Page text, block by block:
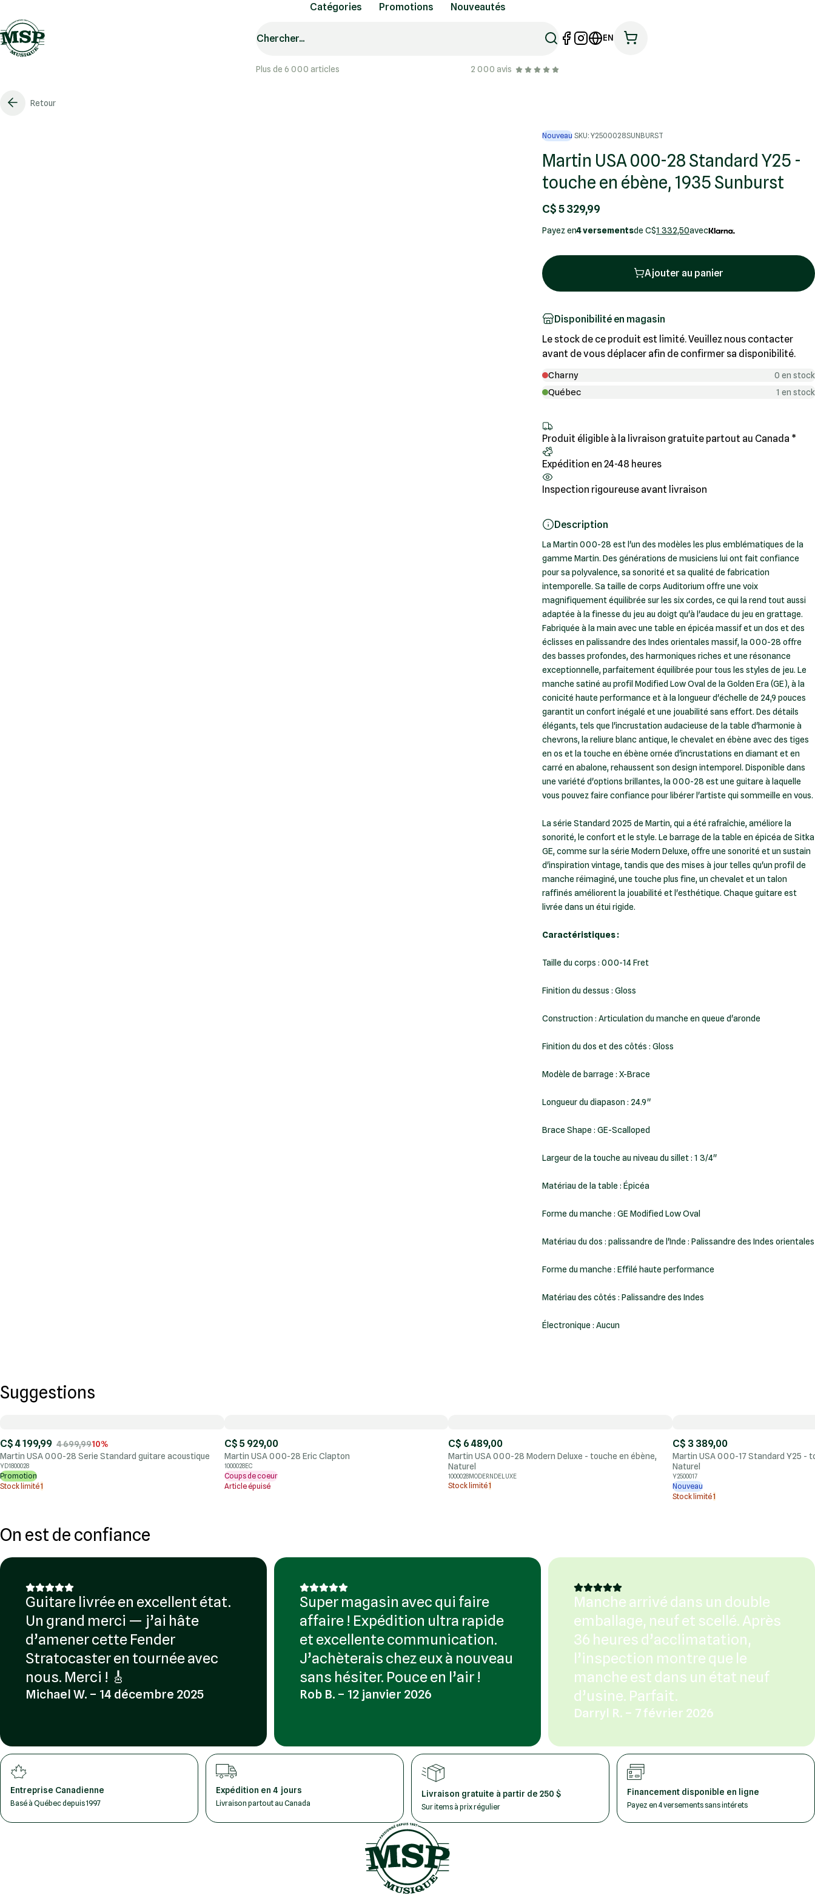
Catégories Promotions Nouveautés
Chercher...
Plus de 6 000 articles 2 000 avis
EN
Retour
Nouveau SKU: Y2500028SUNBURST
Martin USA 000-28 Standard Y25 -
touche en ébène, 1935 Sunburst
C$ 5 329,99
Payez en4 versementsde C$1 332,50avec
Ajouter au panier
Disponibilité en magasin
Le stock de ce produit est limité. Veuillez nous contacter
avant de vous déplacer afin de confirmer sa disponibilité.
Charny 0 en stock
Québec 1 en stock
Produit éligible à la livraison gratuite partout au Canada *
Expédition en 24-48 heures
Inspection rigoureuse avant livraison
Description
La Martin 000-28 est l'un des modèles les plus emblématiques de la
gamme Martin. Des générations de musiciens lui ont fait confiance
pour sa polyvalence, sa sonorité et sa qualité de fabrication
intemporelle. Sa taille de corps Auditorium offre une voix
magnifiquement équilibrée sur les six cordes, ce qui la rend tout aussi
adaptée à la finesse du jeu au doigt qu'à l'audace du jeu en grattage.
Fabriquée à la main avec une table en épicéa massif et un dos et des
éclisses en palissandre des Indes orientales massif, la 000-28 offre
des basses profondes, des harmoniques riches et une résonance
exceptionnelle, parfaitement équilibrée pour tous les styles de jeu. Le
manche satiné au profil Modified Low Oval de la Golden Era (GE), à la
conicité haute performance et à la longueur d'échelle de 24,9 pouces
garantit un confort inégalé et une jouabilité sans effort. Des détails
élégants, tels que l'incrustation audacieuse de la table d'harmonie à
chevrons, la reliure blanc antique, le chevalet en ébène avec des tiges
en os et la touche en ébène ornée d'incrustations en diamant et en
carré en abalone, rehaussent son design intemporel. Disponible dans
une variété d'options brillantes, la 000-28 est une guitare à laquelle
vous pouvez faire confiance pour libérer l'artiste qui sommeille en vous.
La série Standard 2025 de Martin, qui a été rafraîchie, améliore la
sonorité, le confort et le style. Le barrage de la table en épicéa de Sitka
GE, comme sur la série Modern Deluxe, offre une sonorité et un sustain
d'inspiration vintage, tandis que des mises à jour telles qu'un profil de
manche réimaginé, une touche plus fine, un chevalet et un talon
raffinés améliorent la jouabilité et l'esthétique. Chaque guitare est
livrée dans un étui rigide.
Caractéristiques :
Taille du corps : 000-14 Fret
Finition du dessus : Gloss
Construction : Articulation du manche en queue d'aronde
Finition du dos et des côtés : Gloss
Modèle de barrage : X-Brace
Longueur du diapason : 24.9"
Brace Shape : GE-Scalloped
Largeur de la touche au niveau du sillet : 1 3/4''
Matériau de la table : Épicéa
Forme du manche : GE Modified Low Oval
Matériau du dos : palissandre de l'Inde : Palissandre des Indes orientales
Forme du manche : Effilé haute performance
Matériau des côtés : Palissandre des Indes
Électronique : Aucun
Suggestions
C$ 4 199,99 4 699,9910%
Martin USA 000-28 Serie Standard guitare acoustique
YD1800028
Promotion
Stock limité1
C$ 5 929,00
Martin USA 000-28 Eric Clapton
1000028EC
Coups de coeur
Article épuisé
C$ 6 489,00
Martin USA 000-28 Modern Deluxe - touche en ébène,
Naturel
1000028MODERNDELUXE
Stock limité1
C$ 3 389,00
Martin USA 000-17 Standard Y25 -
Naturel
Y2500017
Nouveau
Stock limité1
On est de confiance
Guitare livrée en excellent état.
Un grand merci — j’ai hâte
d’amener cette Fender
Stratocaster en tournée avec
nous. Merci ! 🎸
Michael W. – 14 décembre 2025
Super magasin avec qui faire
affaire ! Expédition ultra rapide
et excellente communication.
J’achèterais chez eux à nouveau
sans hésiter. Pouce en l’air !
Rob B. – 12 janvier 2026
Manche arrivé dans un double
emballage, neuf et scellé. Après
36 heures d’acclimatation,
l’inspection montre que le
manche est dans un état neuf
d’usine. Parfait.
Darryl R. – 7 février 2026
Entreprise Canadienne
Basé à Québec depuis 1997
Expédition en 4 jours
Livraison partout au Canada
Livraison gratuite à partir de 250 $
Sur items à prix régulier
Financement disponible en ligne
Payez en 4 versements sans intérets